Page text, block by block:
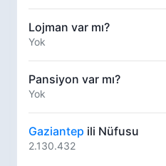
Lojman var mı?
Yok
Pansiyon var mı?
Yok
Gaziantep ili Nüfusu
2.130.432